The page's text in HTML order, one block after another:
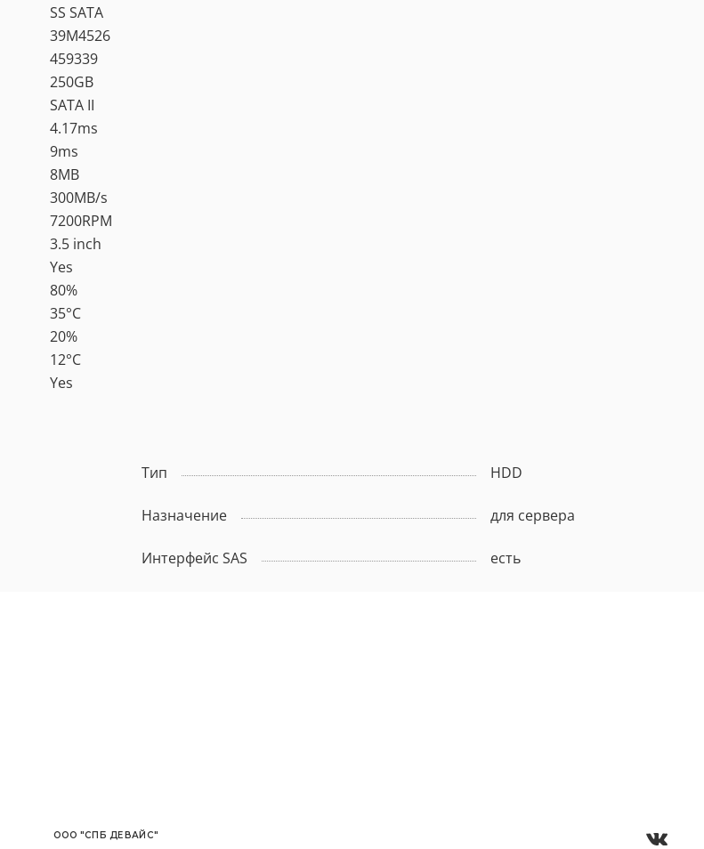
SS SATA
39M4526
459339
250GB
SATA II
4.17ms
9ms
8MB
300MB/s
7200RPM
3.5 inch
Yes
80%
35°C
20%
12°C
Yes
Тип HDD
Назначение для сервера
Интерфейс SAS есть
OОО "СПБ ДЕВАЙС"